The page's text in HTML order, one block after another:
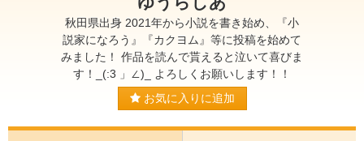
秋田県出身 2021年から小説を書き始め、『小
説家になろう』『カクヨム』等に投稿を始めて
みました！ 作品を読んで貰えると泣いて喜びま
す！_(:3 」∠)_ よろしくお願いします！！
お気に入りに追加